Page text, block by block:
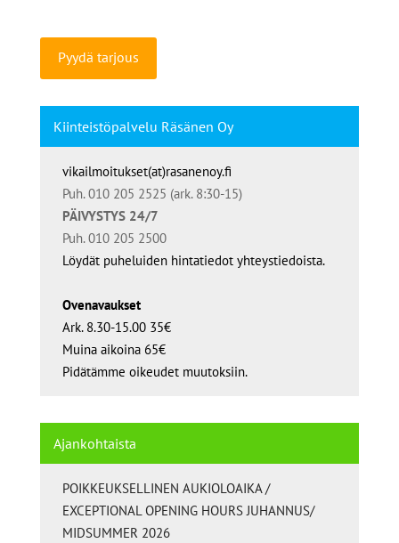
Pyydä tarjous
Kiinteistöpalvelu Räsänen Oy
vikailmoitukset(at)rasanenoy.fi
Puh. 010 205 2525 (ark. 8:30-15)
PÄIVYSTYS 24/7
Puh. 010 205 2500
Löydät puheluiden hintatiedot yhteystiedoista.
Ovenavaukset
Ark. 8.30-15.00 35€
Muina aikoina 65€
Pidätämme oikeudet muutoksiin.
Ajankohtaista
POIKKEUKSELLINEN AUKIOLOAIKA /
EXCEPTIONAL OPENING HOURS JUHANNUS/
MIDSUMMER 2026